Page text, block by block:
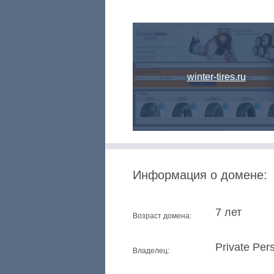
winter-tires.ru
Информация о домене:
Возраст домена: 7 лет
Владелец: Private